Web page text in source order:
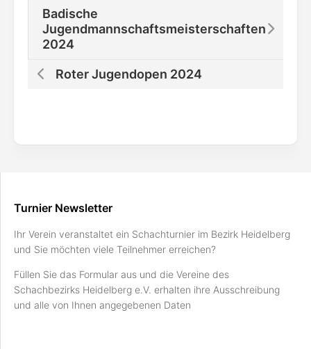
Badische
Jugendmannschaftsmeisterschaften
2024
Roter Jugendopen 2024
Turnier Newsletter
Ihr Verein veranstaltet ein Schachturnier im Bezirk Heidelberg
und Sie möchten viele Teilnehmer erreichen?
Füllen Sie das Formular aus und die Vereine des
Schachbezirks Heidelberg e.V. erhalten ihre Ausschreibung
und alle von Ihnen angegebenen Daten